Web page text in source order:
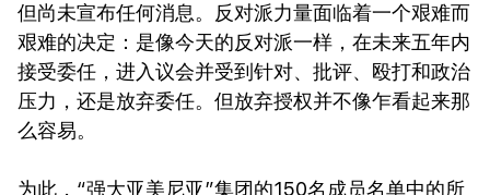
但尚未宣布任何消息。反对派力量面临着一个艰难而
艰难的决定：是像今天的反对派一样，在未来五年内
接受委任，进入议会并受到针对、批评、殴打和政治
压力，还是放弃委任。但放弃授权并不像乍看起来那
么容易。
为此，“强大亚美尼亚”集团的150名成员名单中的所